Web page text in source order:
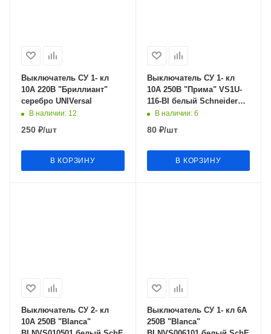
Выключатель СУ 1- кл
10А 220В "Бриллиант"
серебро UNIVersal
В наличии: 12
250 ₽/шт
В КОРЗИНУ
Выключатель СУ 1- кл
10А 250В "Прима" VS1U-
116-BI белый Schneider
Electric
В наличии: 6
80₽/шт
В КОРЗИНУ
Выключатель СУ 2- кл
10А 250В "Blanca"
Выключатель СУ 1- кл 6А
250В "Blanca"